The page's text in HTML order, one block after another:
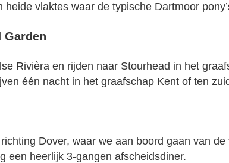
heide vlaktes waar de typische Dartmoor
Garden
Rivièra en rijden naar Stourhead in het
één nacht in het graafschap Kent of ten
Dover, waar we aan boord gaan van
een heerlijk 3-gangen afscheidsdiner.